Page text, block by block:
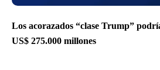
Los acorazados “clase Trump”
US$ 275.000 millones